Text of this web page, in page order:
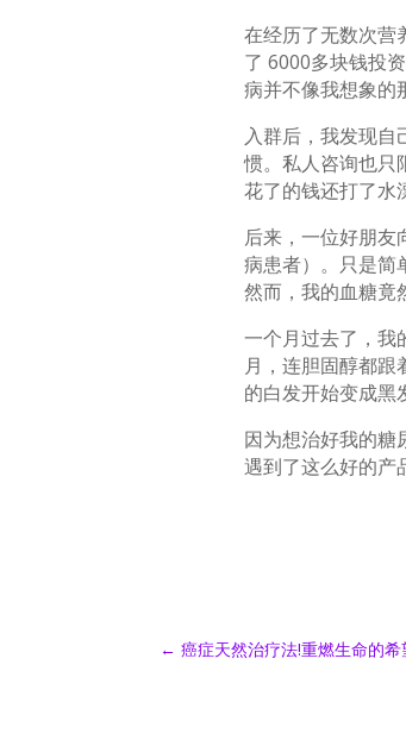
在经历了无数次营
了 6000多块钱投
病并不像我想象的
入群后，我发现自
惯。私人咨询也只
花了的钱还打了水
后来，一位好朋友
病患者）。只是简
然而，我的血糖竟
一个月过去了，我
月，连胆固醇都
的白发开始变成黑
因为想治好我的糖
遇到了这么好的产
←癌症天然治疗法!重燃生命的希